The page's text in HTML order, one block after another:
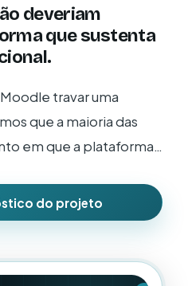
deveriam
que sustenta
travar uma
que a maioria das
em que a plataforma
como projeto.
do projeto